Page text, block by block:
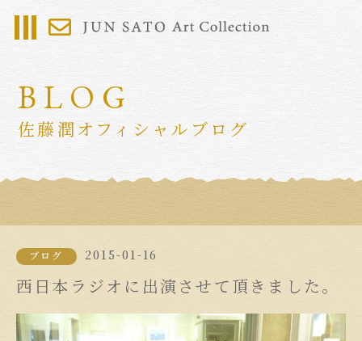
BLOG
佐藤潤オフィシャルブログ
ブログ 2015-01-16
西日本ラジオに出演させて頂きました。